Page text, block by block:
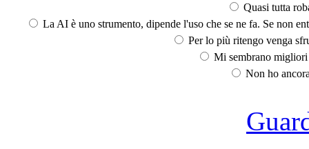
Quasi tutta
La AI è uno strumento, dipende l'uso che se ne fa. Se non
Per lo più ritengo venga
Mi sembrano
Non ho